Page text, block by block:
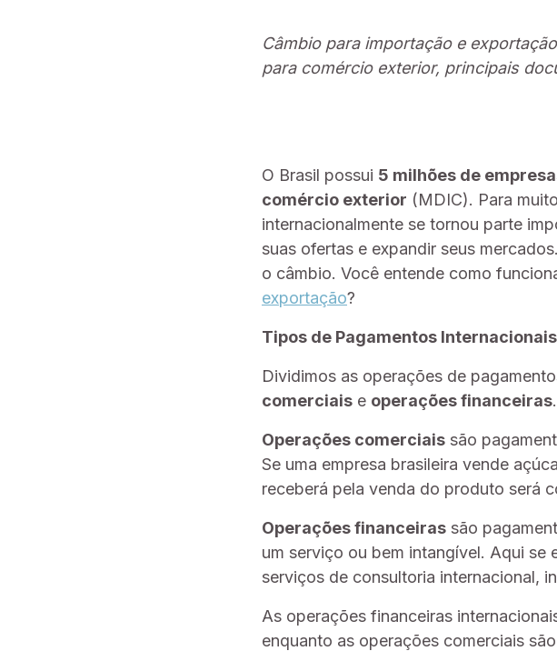
Câmbio para importação e
para comércio exterior, principais
O Brasil possui 5 milhões de
comércio exterior (MDIC). Para
internacionalmente se tornou parte
suas ofertas e expandir seus
o câmbio. Você entende como
exportação?
Tipos de Pagamentos Internacionais
Dividimos as operações de
comerciais e operações financeiras.
Operações comerciais são
Se uma empresa brasileira vende
receberá pela venda do produto será
Operações financeiras são
um serviço ou bem intangível. Aqui
serviços de consultoria internacional,
As operações financeiras
enquanto as operações comerciais